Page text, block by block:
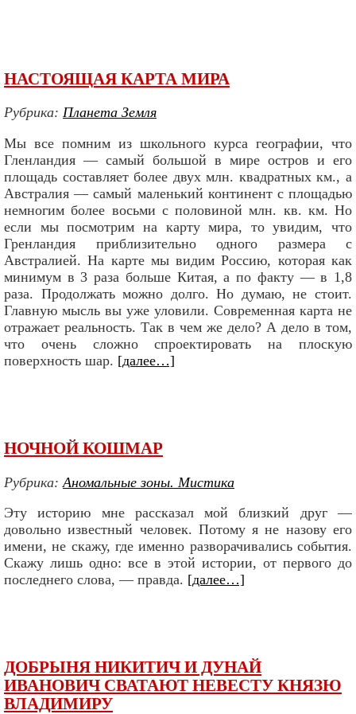
НАСТОЯЩАЯ КАРТА МИРА
Рубрика: Планета Земля
Мы все помним из школьного курса географии, что
Гленландия — самый большой в мире остров и его
площадь составляет более двух млн. квадратных км., а
Австралия — самый маленький континент с площадью
немногим более восьми с половиной млн. кв. км. Но
если мы посмотрим на карту мира, то увидим, что
Гренландия приблизительно одного размера с
Австралией. На карте мы видим Россию, которая как
минимум в 3 раза больше Китая, а по факту — в 1,8
раза. Продолжать можно долго. Но думаю, не стоит.
Главную мысль вы уже уловили. Современная карта не
отражает реальность. Так в чем же дело? А дело в том,
что очень сложно спроектировать на плоскую
поверхность шар. [далее…]
НОЧНОЙ КОШМАР
Рубрика: Аномальные зоны. Мистика
Эту историю мне рассказал мой близкий друг —
довольно известный человек. Потому я не назову его
имени, не скажу, где именно разворачивались события.
Скажу лишь одно: все в этой истории, от первого до
последнего слова, — правда. [далее…]
ДОБРЫНЯ НИКИТИЧ И ДУНАЙ
ИВАНОВИЧ СВАТАЮТ НЕВЕСТУ КНЯЗЮ
ВЛАДИМИРУ